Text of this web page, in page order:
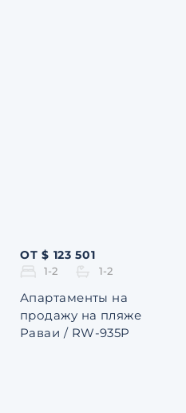
ОТ $ 123 501
1-2 1-2
Апартаменты на
продажу на пляже
Раваи / RW-935P